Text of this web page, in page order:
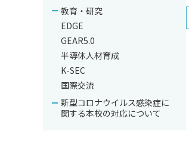
教育・研究
EDGE
GEAR5.0
半導体人材育成
K-SEC
国際交流
新型コロナウイルス感染症に
関する本校の対応について